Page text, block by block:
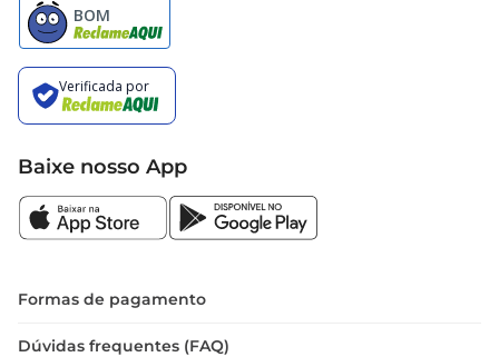
Baixe nosso App
Formas de pagamento
Dúvidas frequentes (FAQ)